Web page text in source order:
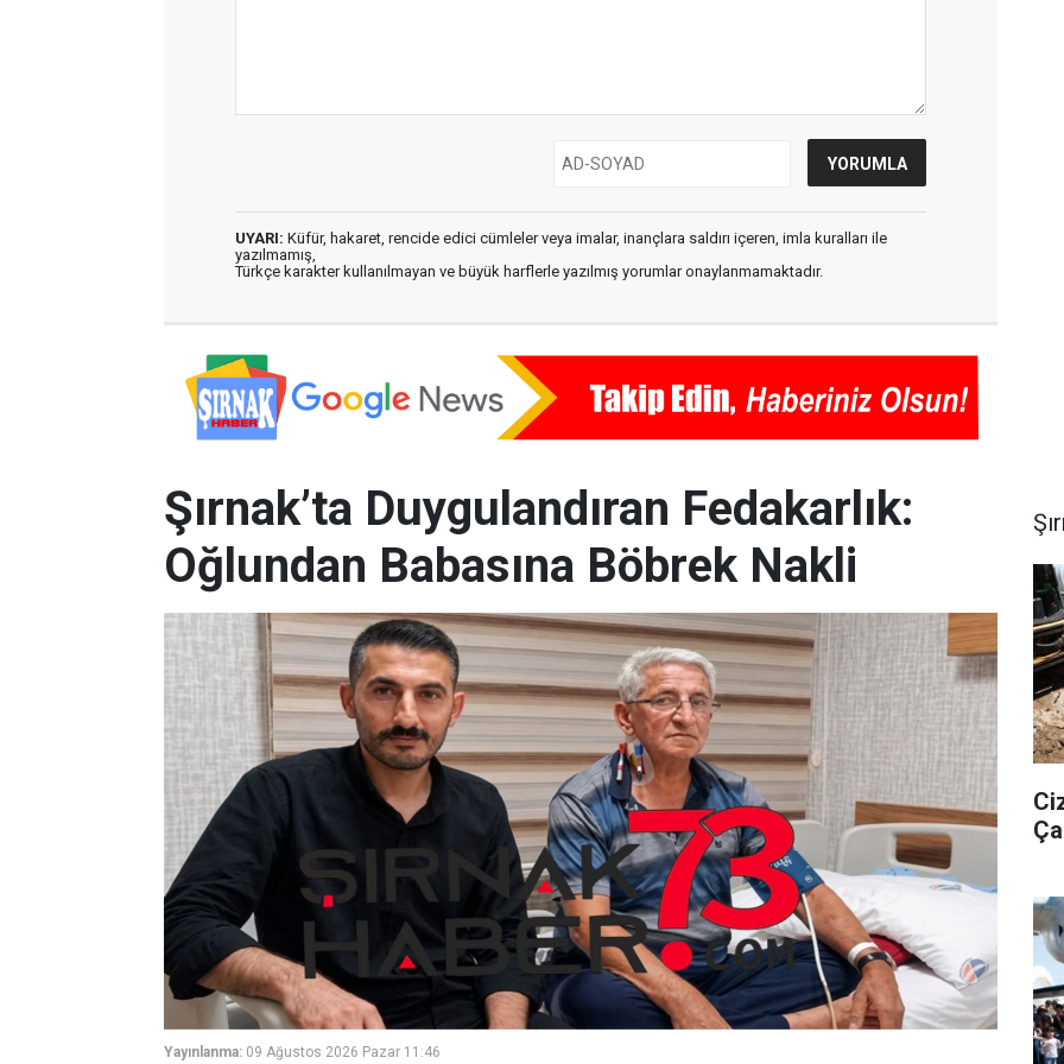
UYARI: Küfür, hakaret, rencide edici cümleler veya imalar, inançlara saldırı içeren, imla kuralları ile
yazılmamış,
Türkçe karakter kullanılmayan ve büyük harflerle yazılmış yorumlar onaylanmamaktadır.
Şırnak’ta Duygulandıran Fedakarlık:
Oğlundan Babasına Böbrek Nakli
Yayınlanma: 09 Ağustos 2026 Pazar 11:46